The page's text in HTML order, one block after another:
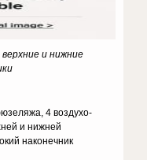
и нижние
4 воздухо-
и нижней
наконечник